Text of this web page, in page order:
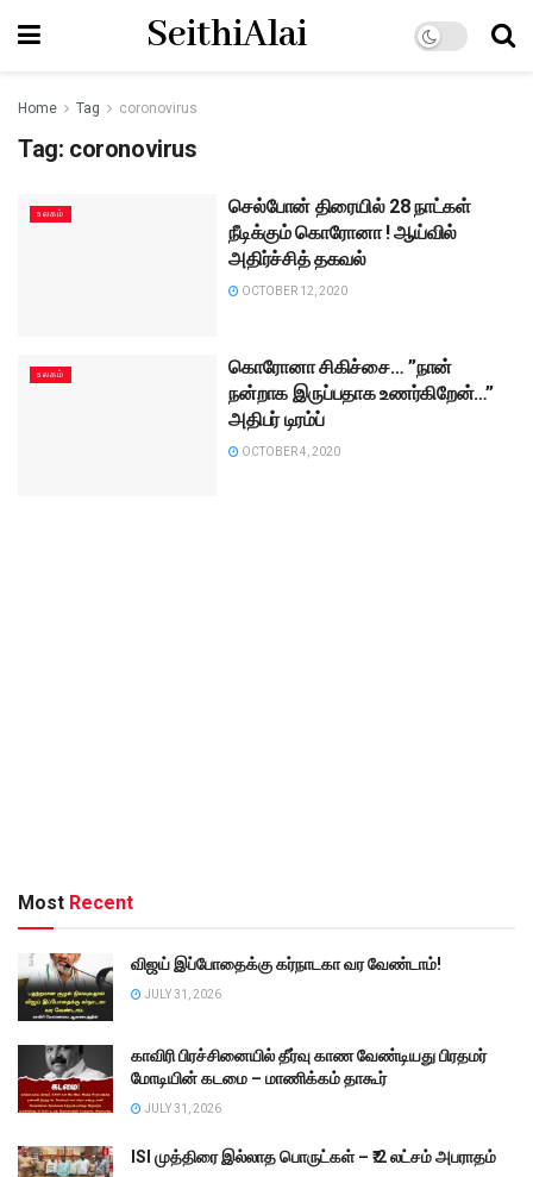
SeithiAlai
Home Tag coronovirus
Tag: coronovirus
உலகம்
செல்போன் திரையில் 28 நாட்கள்
நீடிக்கும் கொரோனா ! ஆய்வில்
அதிர்ச்சித் தகவல்
OCTOBER 12, 2020
உலகம்
கொரோனா சிகிச்சை… ”நான்
நன்றாக இருப்பதாக உணர்கிறேன்…”
அதிபர் டிரம்ப்
OCTOBER 4, 2020
Most Recent
விஜய் இப்போதைக்கு கர்நாடகா வர வேண்டாம்!
JULY 31, 2026
காவிரி பிரச்சினையில் தீர்வு காண வேண்டியது பிரதமர்
மோடியின் கடமை – மாணிக்கம் தாகூர்
JULY 31, 2026
ISI முத்திரை இல்லாத பொருட்கள் – ₹.2 லட்சம் அபராதம்